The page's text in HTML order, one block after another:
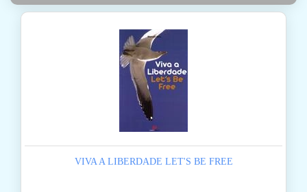
VIVA A LIBERDADE LET'S BE FREE